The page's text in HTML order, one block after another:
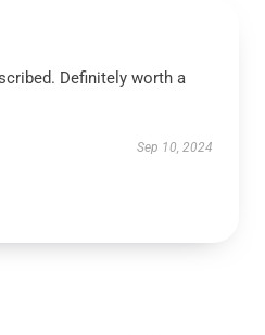
Definitely worth a
Sep 10, 2024